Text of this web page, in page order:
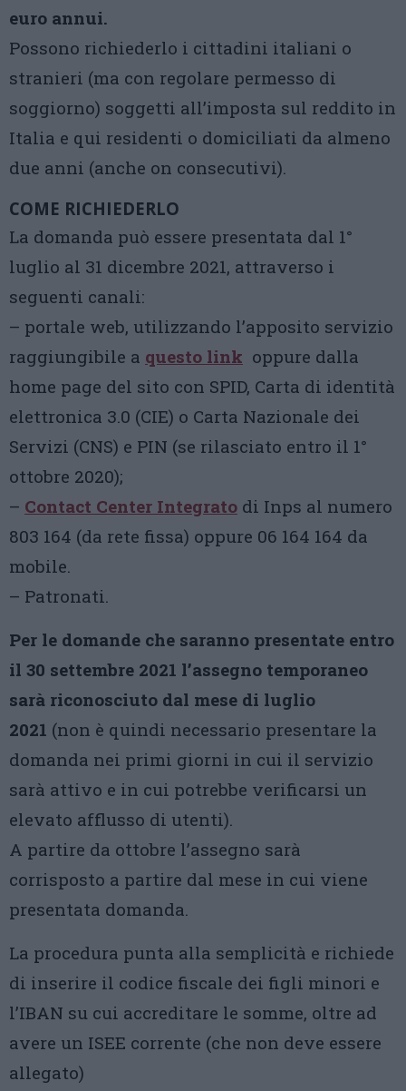
euro annui.
Possono richiederlo i cittadini italiani o
stranieri (ma con regolare permesso di
soggiorno) soggetti all’imposta sul reddito in
Italia e qui residenti o domiciliati da almeno
due anni (anche on consecutivi).
COME RICHIEDERLO
La domanda può essere presentata dal 1°
luglio al 31 dicembre 2021, attraverso i
seguenti canali:
– portale web, utilizzando l’apposito servizio
raggiungibile a questo link oppure dalla
home page del sito con SPID, Carta di identità
elettronica 3.0 (CIE) o Carta Nazionale dei
Servizi (CNS) e PIN (se rilasciato entro il 1°
ottobre 2020);
– Contact Center Integrato di Inps al numero
803 164 (da rete fissa) oppure 06 164 164 da
mobile.
– Patronati.
Per le domande che saranno presentate entro
il 30 settembre 2021 l’assegno temporaneo
sarà riconosciuto dal mese di luglio
2021 (non è quindi necessario presentare la
domanda nei primi giorni in cui il servizio
sarà attivo e in cui potrebbe verificarsi un
elevato afflusso di utenti).
A partire da ottobre l’assegno sarà
corrisposto a partire dal mese in cui viene
presentata domanda.
La procedura punta alla semplicità e richiede
di inserire il codice fiscale dei figli minori e
l’IBAN su cui accreditare le somme, oltre ad
avere un ISEE corrente (che non deve essere
allegato)